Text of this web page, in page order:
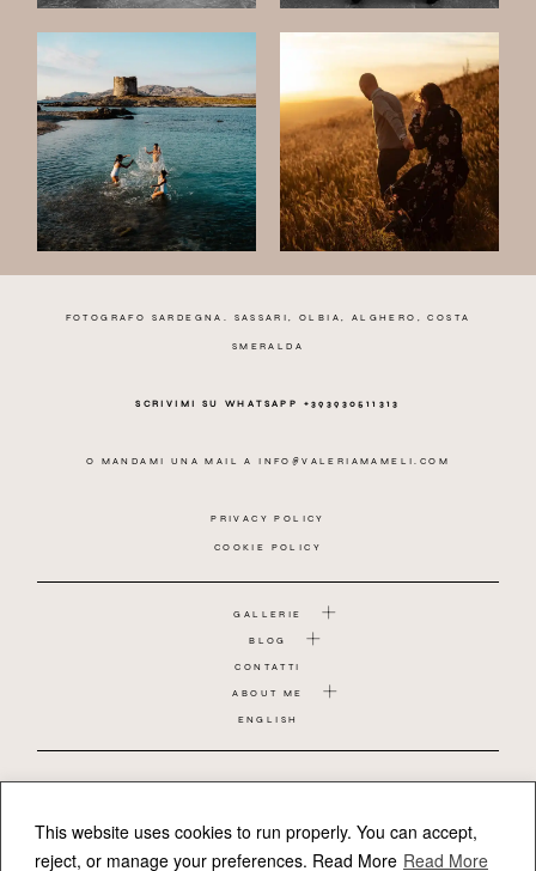
This website uses cookies to run properly. You can accept,
reject, or manage your preferences. Read More Read More
FOTOGRAFO SARDEGNA. SASSARI, OLBIA, ALGHERO, COSTA
SMERALDA
SCRIVIMI SU WHATSAPP +393930511313
O MANDAMI UNA MAIL AINFO@VALERIAMAMELI.COM
PRIVACY POLICY
COOKIE POLICY
GALLERIE
BLOG
CONTATTI
ABOUT ME
ENGLISH
COPPIA
BAMBINO
NEONATO